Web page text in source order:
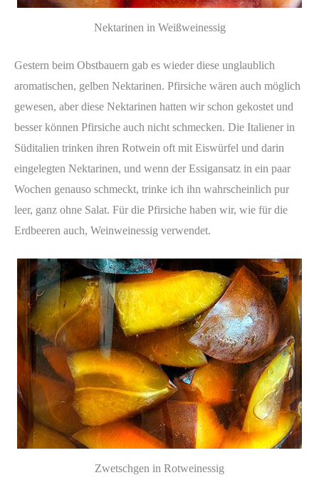
Nektarinen in Weißweinessig
Gestern beim Obstbauern gab es wieder diese unglaublich
aromatischen, gelben Nektarinen. Pfirsiche wären auch möglich
gewesen, aber diese Nektarinen hatten wir schon gekostet und
besser können Pfirsiche auch nicht schmecken. Die Italiener in
Süditalien trinken ihren Rotwein oft mit Eiswürfel und darin
eingelegten Nektarinen, und wenn der Essigansatz in ein paar
Wochen genauso schmeckt, trinke ich ihn wahrscheinlich pur
leer, ganz ohne Salat. Für die Pfirsiche haben wir, wie für die
Erdbeeren auch, Weinweinessig verwendet.
Zwetschgen in Rotweinessig